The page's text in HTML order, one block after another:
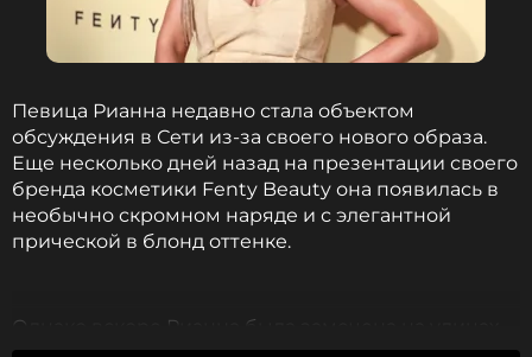
Певица Рианна недавно стала объектом
обсуждения в Сети из-за своего нового образа.
Еще несколько дней назад на презентации своего
бренда косметики Fenty Beauty она появилась в
необычно скромном наряде и с элегантной
прической в блонд оттенке.
Однако вскоре Рианна была замечена на улицах